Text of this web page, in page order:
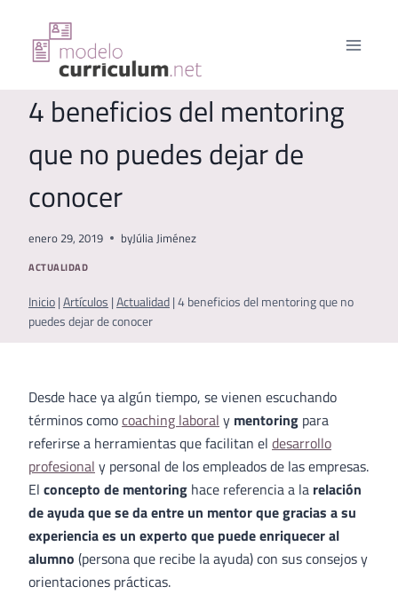
contenido
4 beneficios del mentoring
que no puedes dejar de
conocer
enero 29, 2019 byJúlia Jiménez
ACTUALIDAD
Inicio | Artículos | Actualidad | 4 beneficios del mentoring que no
puedes dejar de conocer
Desde hace ya algún tiempo, se vienen escuchando
términos comocoaching laboral y mentoring para
referirse a herramientas que facilitan el desarrollo
profesional y personal de los empleados de las empresas.
El concepto de mentoring hace referencia a la relación
de ayuda que se da entre un mentor que gracias a su
experiencia es un experto que puede enriquecer al
alumno (persona que recibe la ayuda) con sus consejos y
orientaciones prácticas.